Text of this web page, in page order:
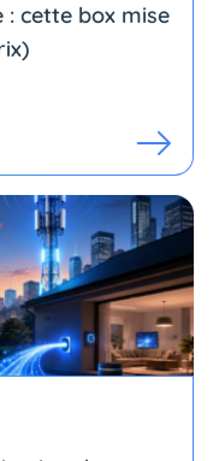
: cette box mise